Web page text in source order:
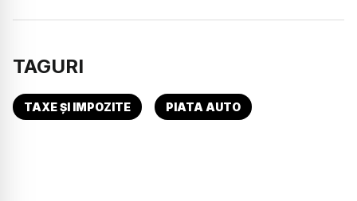
TAGURI
TAXE ȘI IMPOZITE PIATA AUTO